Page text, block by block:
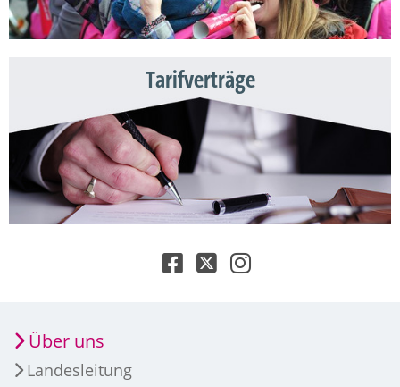
Tarifverträge
Über uns
Landesleitung